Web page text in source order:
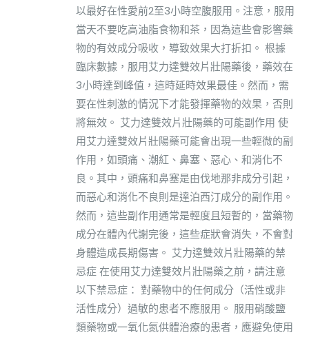
以最好在性愛前2至3小時空腹服用。注意，服用
當天不要吃高油脂食物和茶，因為這些會影響藥
物的有效成分吸收，導致效果大打折扣。 根據
臨床數據，服用艾力達雙效片壯陽藥後，藥效在
3小時達到峰值，這時延時效果最佳。然而，需
要在性刺激的情況下才能發揮藥物的效果，否則
將無效。 艾力達雙效片壯陽藥的可能副作用 使
用艾力達雙效片壯陽藥可能會出現一些輕微的副
作用，如頭痛、潮紅、鼻塞、惡心、和消化不
良。其中，頭痛和鼻塞是由伐地那非成分引起，
而惡心和消化不良則是達泊西汀成分的副作用。
然而，這些副作用通常是輕度且短暫的，當藥物
成分在體內代謝完後，這些症狀會消失，不會對
身體造成長期傷害。 艾力達雙效片壯陽藥的禁
忌症 在使用艾力達雙效片壯陽藥之前，請注意
以下禁忌症： 對藥物中的任何成分（活性或非
活性成分）過敏的患者不應服用。 服用硝酸鹽
類藥物或一氧化氮供體治療的患者，應避免使用